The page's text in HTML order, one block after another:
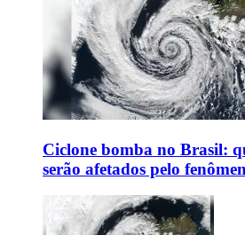
Ciclone bomba no Brasil:
serão afetados pelo